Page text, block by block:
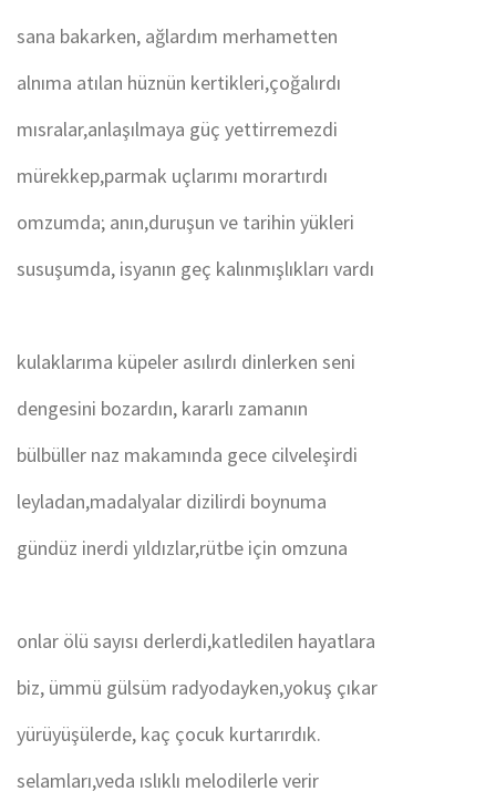
sana bakarken, ağlardım merhametten
alnıma atılan hüznün kertikleri,çoğalırdı
mısralar,anlaşılmaya güç yettirremezdi
mürekkep,parmak uçlarımı morartırdı
omzumda; anın,duruşun ve tarihin yükleri
susuşumda, isyanın geç kalınmışlıkları vardı
kulaklarıma küpeler asılırdı dinlerken seni
dengesini bozardın, kararlı zamanın
bülbüller naz makamında gece cilveleşirdi
leyladan,madalyalar dizilirdi boynuma
gündüz inerdi yıldızlar,rütbe için omzuna
onlar ölü sayısı derlerdi,katledilen hayatlara
biz, ümmü gülsüm radyodayken,yokuş çıkar
yürüyüşülerde, kaç çocuk kurtarırdık.
selamları,veda ıslıklı melodilerle verir